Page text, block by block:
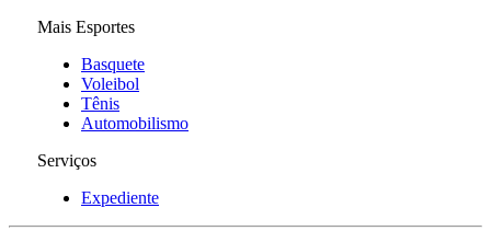
Mais Esportes
Basquete
Voleibol
Tênis
Automobilismo
Serviços
Expediente